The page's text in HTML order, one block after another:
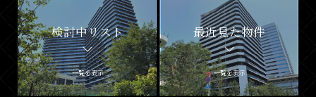
検討中リスト
一覧を表示
最近見た物件
一覧を表示